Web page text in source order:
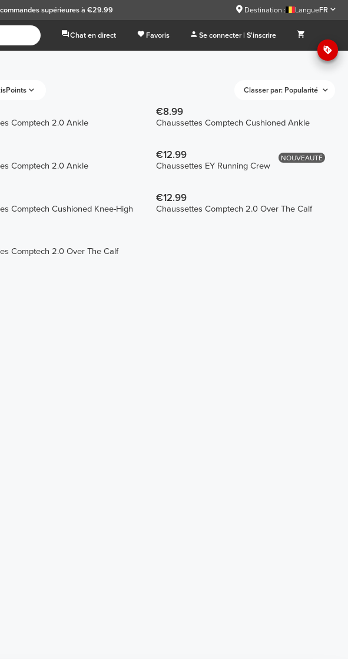
supérieures à €29.99 Destination : LangueFR
Chat en direct Favoris Se connecter | S'inscrire
Classer par: Popularité
Comptech 2.0 Ankle
€8.99
Chaussettes Comptech Cushioned Ankle
Comptech 2.0 Ankle
NOUVEAUTÉ
€12.99
Chaussettes EY Running Crew
Comptech Cushioned Knee-High
€12.99
Chaussettes Comptech 2.0 Over The Calf
Comptech 2.0 Over The Calf